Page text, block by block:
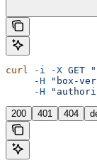
curl -i -X GET
     -H
"box-
     -H
200 401 404